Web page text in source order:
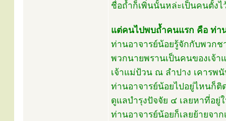
ชื่อถ้ำก็เพิ่นนั้นหล่ะเป็นคนตั้งไ
แต่คนไปพบถ้ำคนแรก คือ ท่า
ท่านอาจารย์น้อยรู้จักกับพวก
พวกนายพรานเป็นคนของเจ้
เจ้าแม่ป้วน ณ ลำปาง เคารพ
ท่านอาจารย์น้อยไปอยู่ไหนก็
ดูแลบำรุงปัจจัย ๔ เลยหาที่อยู่
ท่านอาจารย์น้อยก็เลยย้ายจา